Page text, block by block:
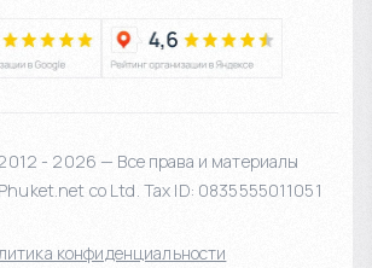
- 2026 — Все права и материалы
co Ltd. Tax ID: 0835555011051
конфиденциальности